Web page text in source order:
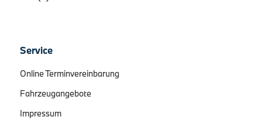
Service
Online Terminvereinbarung
Fahrzeugangebote
Impressum